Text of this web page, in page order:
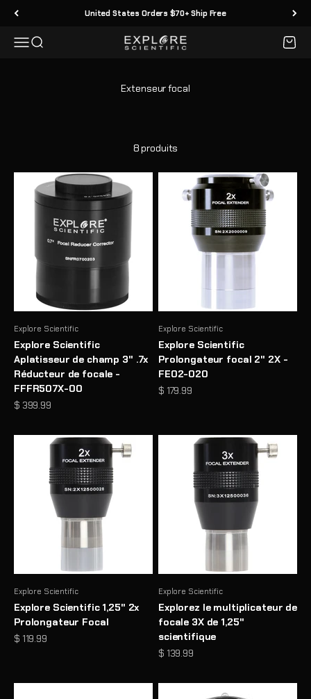
Passer au contenu United States Orders $70+ Ship Free
MenuRecherche Explore Scientific Panier
8 produits
Explore Scientific
Explore Scientific
Aplatisseur de champ 3" .7x
Réducteur de focale -
FFFR507X-00
Prix de vente
$ 399.99
Explore Scientific
Explore Scientific
Prolongateur focal 2" 2X -
FE02-020
Prix de vente
$ 179.99
Explore Scientific
Explore Scientific 1,25" 2x
Prolongateur Focal
Prix de vente
$ 119.99
Explore Scientific
Explorez le multiplicateur de
focale 3X de 1,25"
scientifique
Prix de vente
$ 139.99